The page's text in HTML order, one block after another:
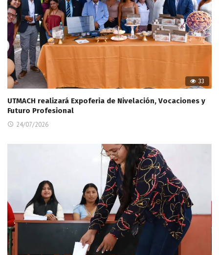
33
UTMACH realizará Expoferia de Nivelación, Vocaciones y
Futuro Profesional
24/07/2026